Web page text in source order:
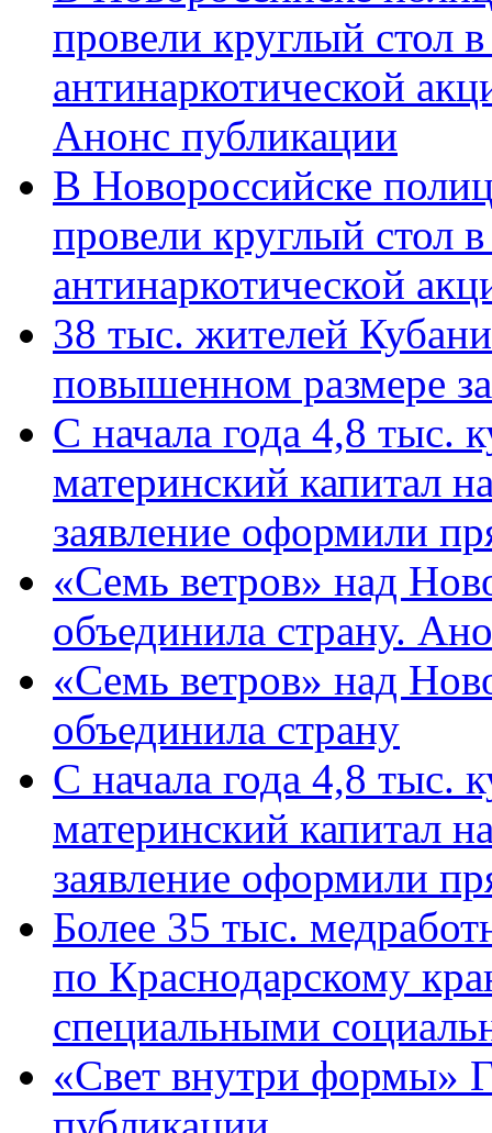
провели круглый стол
антинаркотической
Анонс публикации
В Новороссийске
провели круглый стол
антинаркотической
38 тыс. жителей
повышенном размере
С начала года 4,8 тыс.
материнский капитал
заявление оформили
«Семь ветров» над
объединила страну.
«Семь ветров» над
объединила страну
С начала года 4,8 тыс.
материнский капитал
заявление оформили
Более 35 тыс.
по Краснодарскому
специальными
«Свет внутри формы»